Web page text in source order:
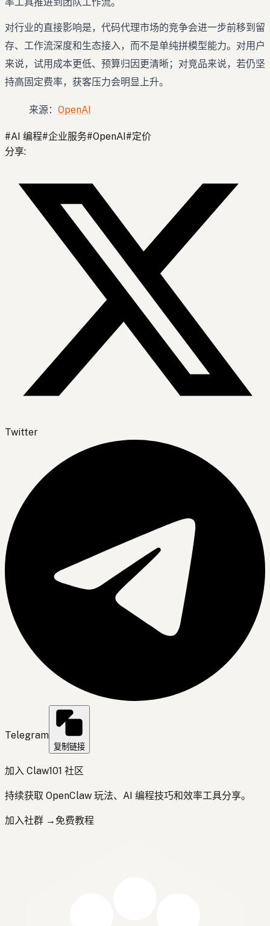
对行业的直接影响是，代码代理市场的竞争会进一步前移到留
存、工作流深度和生态接入，而不是单纯拼模型能力。对用户
来说，试用成本更低、预算归因更清晰；对竞品来说，若仍坚
持高固定费率，获客压力会明显上升。
来源： OpenAI
#AI 编程#企业服务#OpenAI#定价
分享:
Twitter
Telegram
复制链接
加入 Claw101 社区
持续获取 OpenClaw 玩法、AI 编程技巧和效率工具分享。
加入社群 → 免费教程